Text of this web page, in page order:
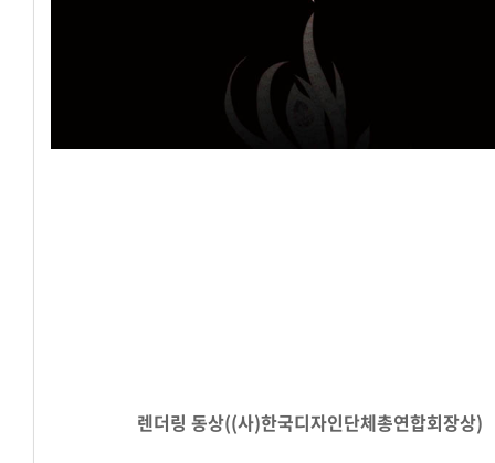
렌더링 동상((사)한국디자인단체총연합회장상)